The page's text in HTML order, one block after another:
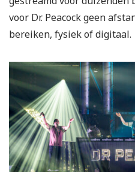
voor Dr. Peacock geen
bereiken, fysiek of digitaal.